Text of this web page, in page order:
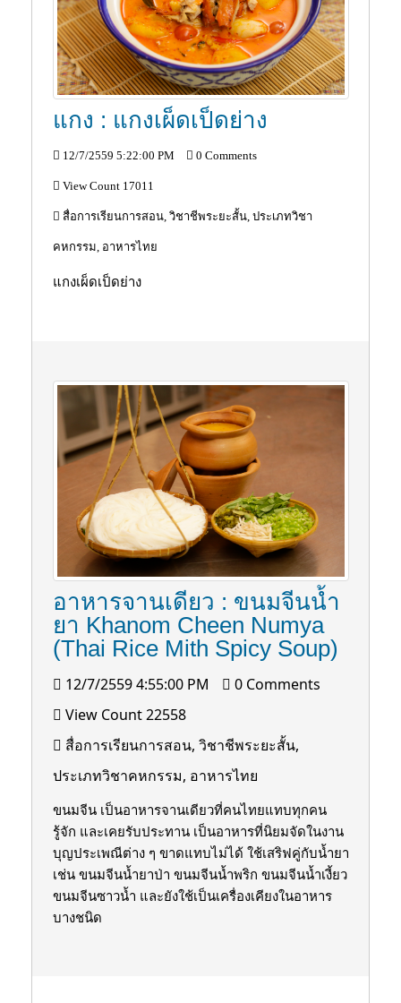
แกง : แกงเผ็ดเป็ดย่าง
12/7/2559 5:22:00 PM 0 Comments
View Count 17011
สื่อการเรียนการสอน, วิชาชีพระยะสั้น, ประเภทวิชา
คหกรรม, อาหารไทย
แกงเผ็ดเป็ดย่าง
อาหารจานเดียว : ขนมจีนนํ้า
ยา Khanom Cheen Numya
(Thai Rice Mith Spicy Soup)
12/7/2559 4:55:00 PM
0 Comments
View Count 22558
สื่อการเรียนการสอน, วิชาชีพระยะสั้น,
ประเภทวิชาคหกรรม, อาหารไทย
ขนมจีน เป็นอาหารจานเดียวที่คนไทยแทบทุกคน
รู้จัก และเคยรับประทาน เป็นอาหารที่นิยมจัดในงาน
บุญประเพณีต่าง ๆ ขาดแทบไม่ได้ ใช้เสริฟคู่กับนํ้ายา
เช่น ขนมจีนนํ้ายาป่า ขนมจีนนํ้าพริก ขนมจีนนํ้าเงี้ยว
ขนมจีนซาวนํ้า และยังใช้เป็นเครื่องเคียงในอาหาร
บางชนิด